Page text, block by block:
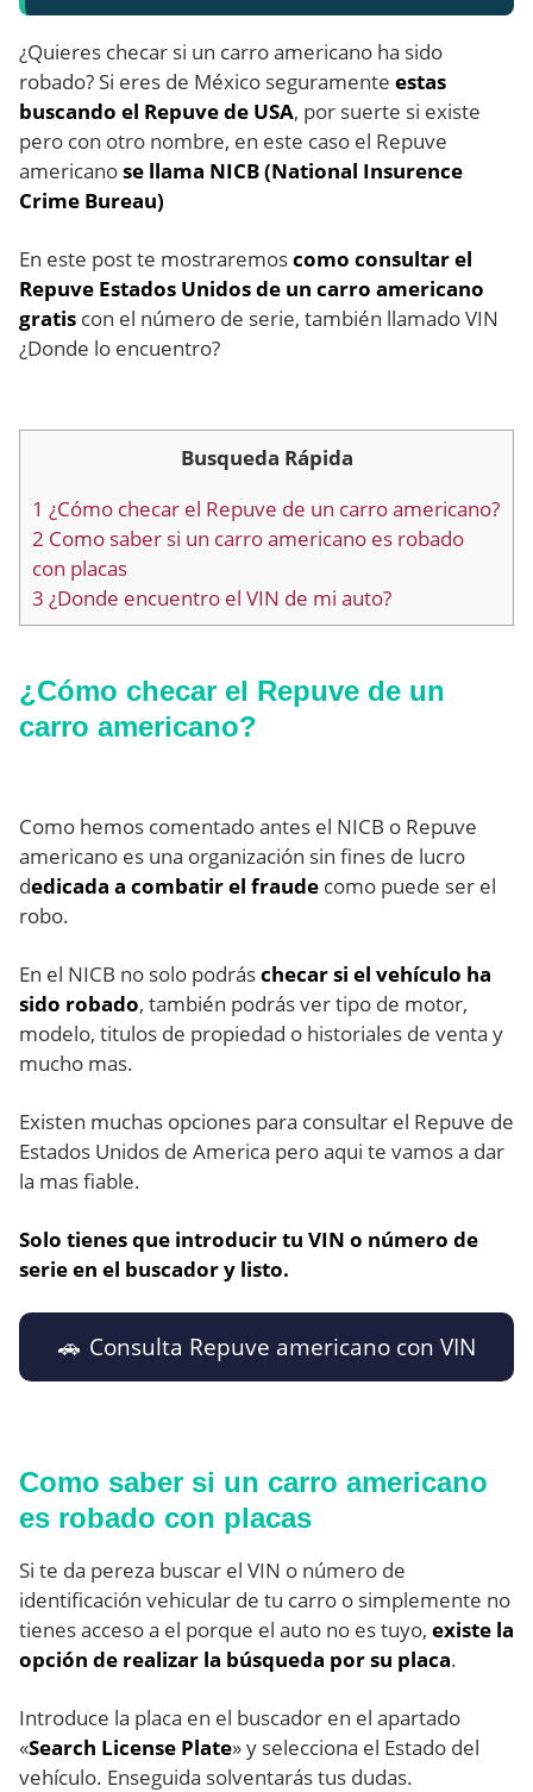
¿Quieres checar si un carro americano ha sido
robado? Si eres de México seguramente estas
buscando el Repuve de USA, por suerte si existe
pero con otro nombre, en este caso el Repuve
americanose llama NICB (National Insurence
Crime Bureau)
En este post te mostraremoscomo consultar el
Repuve Estados Unidos de un carro americano
gratis con el número de serie, también llamado VIN
¿Donde lo encuentro?
Busqueda Rápida
1 ¿Cómo checar el Repuve de un carro americano?
2 Como saber si un carro americano es robado
con placas
3 ¿Donde encuentro el VIN de mi auto?
¿Cómo checar el Repuve de un
carro americano?
Como hemos comentado antes el NICB o Repuve
americano es una organización sin fines de lucro
dedicada a combatir el fraude como puede ser el
robo.
En el NICB no solo podráschecar si el vehículo ha
sido robado, también podrás ver tipo de motor,
modelo, titulos de propiedad o historiales de venta y
mucho mas.
Existen muchas opciones para consultar el Repuve de
Estados Unidos de America pero aqui te vamos a dar
la mas fiable.
Solo tienes que introducir tu VIN o número de
serie en el buscador y listo.
🚗 Consulta Repuve americano con VIN
Como saber si un carro americano
es robado con placas
Si te da pereza buscar el VIN o número de
identificación vehicular de tu carro o simplemente no
tienes acceso a el porque el auto no es tuyo, existe la
opción de realizar la búsqueda por su placa.
Introduce la placa en el buscador en el apartado
«Search License Plate» y selecciona el Estado del
vehículo. Enseguida solventarás tus dudas.